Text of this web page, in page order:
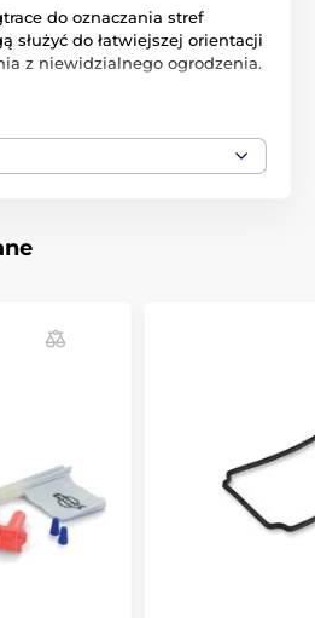
do oznaczania stref
służyć do łatwiejszej orientacji
z niewidzialnego ogrodzenia.